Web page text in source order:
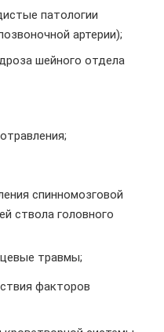
патологии
артерии);
шейного отдела
спинномозговой
ствола головного
травмы;
факторов